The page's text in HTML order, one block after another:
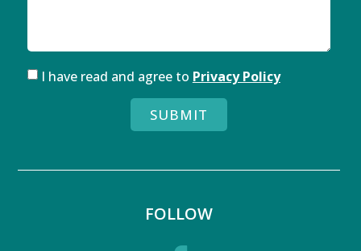
I have read and agree to Privacy Policy
SUBMIT
FOLLOW